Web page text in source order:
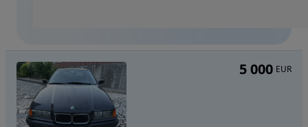
5 000 EUR